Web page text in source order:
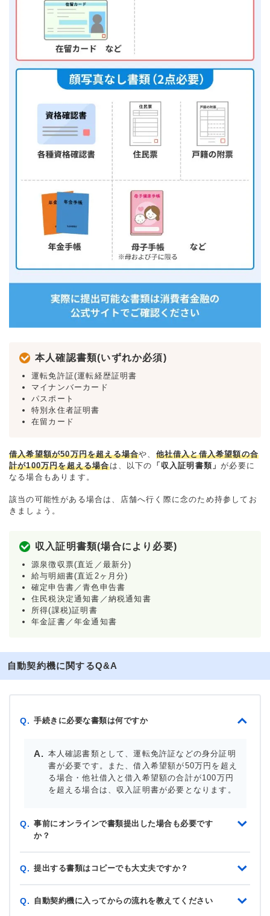
本人確認書類(いずれか必須)
運転免許証(運転経歴証明書
マイナンバーカード
パスポート
特別永住者証明書
在留カード
借入希望額が50万円を超える場合や、 他社借入と借入希望額の合
計が100万円を超える場合は、以下の 「収入証明書類」が必要に
なる場合もあります。
該当の可能性がある場合は、店舗へ行く際に念のため持参してお
きましょう。
収入証明書類(場合により必要)
源泉徴収票(直近／最新分)
給与明細書(直近2ヶ月分)
確定申告書／青色申告書
住民税決定通知書／納税通知書
所得(課税)証明書
年金証書／年金通知書
自動契約機に関するQ&A
Q. 手続きに必要な書類は何ですか
本人確認書類として、運転免許証などの身分証明
書が必要です。また、借入希望額が50万円を超え
る場合・他社借入と借入希望額の合計が100万円
を超える場合は、収入証明書が必要となります。
Q. 事前にオンラインで書類提出した場合も必要です
か？
Q. 提出する書類はコピーでも大丈夫ですか？
Q. 自動契約機に入ってからの流れを教えてください